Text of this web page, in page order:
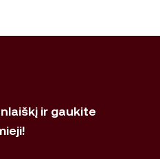
ir gaukite